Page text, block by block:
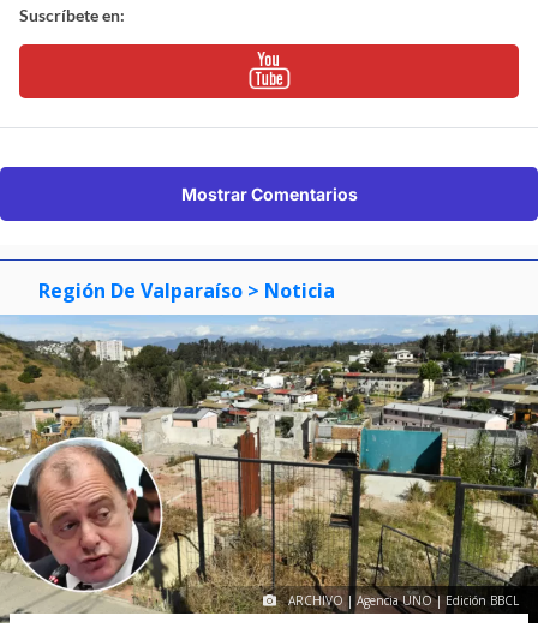
Suscríbete en:
Mostrar Comentarios
Región De Valparaíso > Noticia
ARCHIVO | Agencia UNO | Edición BBCL